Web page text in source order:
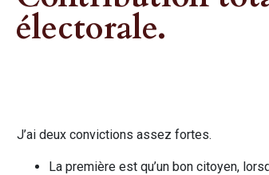
électorale.
J’ai deux convictions assez fortes.
La première est qu’un bon citoyen,